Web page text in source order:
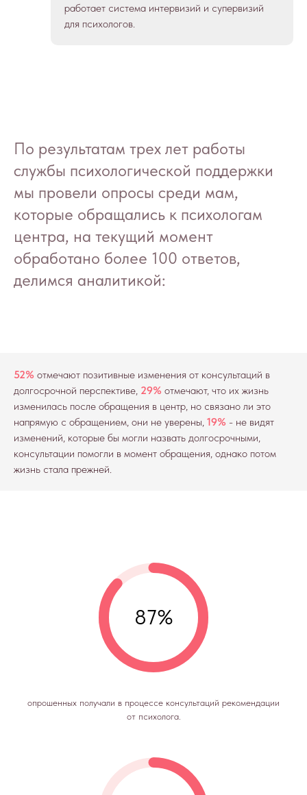
работает система интервизий и супервизий
для психологов.
По результатам трех лет работы
службы психологической поддержки
мы провели опросы среди мам,
которые обращались к психологам
центра, на текущий момент
обработано более 100 ответов,
делимся аналитикой:
52% отмечают позитивные изменения от консультаций в
долгосрочной перспективе, 29% отмечают, что их жизнь
изменилась после обращения в центр, но связано ли это
напрямую с обращением, они не уверены, 19% - не видят
изменений, которые бы могли назвать долгосрочными,
консультации помогли в момент обращения, однако потом
жизнь стала прежней.
87%
опрошенных получали в процессе консультаций рекомендации
от психолога.